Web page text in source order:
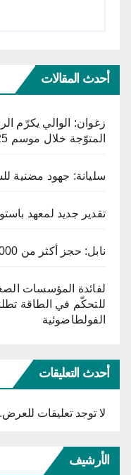
أحدث المقالات
زغوان: الوالي يكرّم
المتوّجة خلال موسم 2025-2026
سليانة: جهود مضنية
تقدير جديد لمعهد
نابل: حجز أكثر من 5000 قارورة مياه معدنية
لفائدة المؤسسات
للتحكّم في الطاقة
الفولطاضوئية
أحدث التعليقات
لا توجد تعليقات للعرض.
الأرشيف